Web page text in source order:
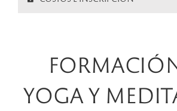
YOGA Y